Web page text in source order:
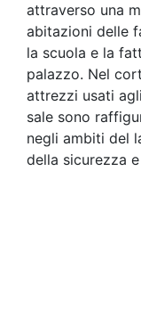
attraverso una
abitazioni delle
la scuola e la
palazzo. Nel
attrezzi usati
sale sono
negli ambiti del
della sicurezza